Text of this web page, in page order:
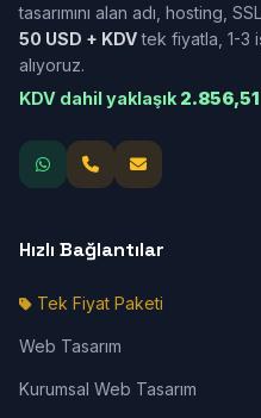
tasarımını alan adı, hosting,
50 USD + KDVtek fiyatla, 1-3
alıyoruz.
KDV dahil yaklaşık
Hızlı Bağlantılar
Tek Fiyat Paketi
Web Tasarım
Kurumsal Web Tasarım